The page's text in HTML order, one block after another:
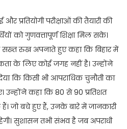
प्रतियोगी परीक्षाओं की तैयारी की
को गुणवत्तापूर्ण शिक्षा मिल सके।
रुख अपनाते हुए कहा कि बिहार में
के लिए कोई जगह नहीं है। उन्होंने
कि किसी भी आपराधिक चुनौती का
उन्होंने कहा कि 80 से 90 प्रतिशत
जो बचे हुए हैं, उनके बारे में जानकारी
सुशासन तभी संभव है जब अपराधी